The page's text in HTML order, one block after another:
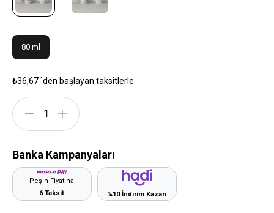
80 ml
₺36,67`den başlayan taksitlerle
Banka Kampanyaları
Peşin Fiyatına
6 Taksit
%10 İndirim Kazan